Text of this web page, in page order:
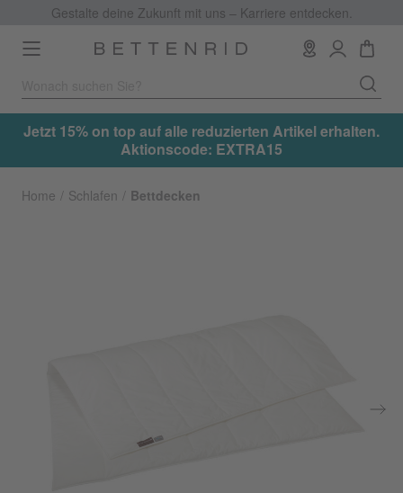
Gestalte deine Zukunft mit uns – Karriere entdecken.
Toggle
navigation
Jetzt 15% on top auf alle reduzierten Artikel erhalten.
Aktionscode: EXTRA15
Home Schlafen Bettdecken